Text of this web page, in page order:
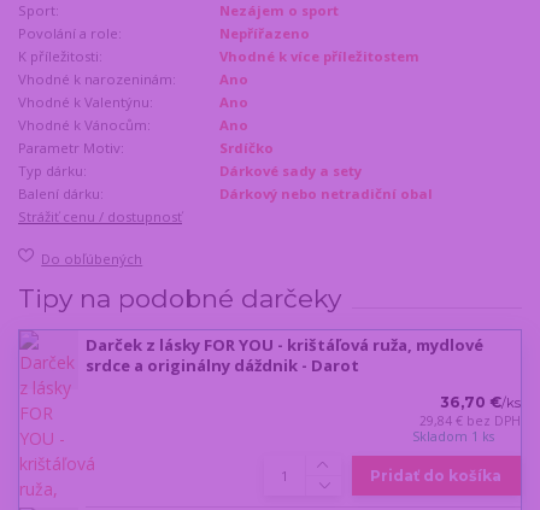
Sport:
Nezájem o sport
Povolání a role:
Nepřířazeno
K příležitosti:
Vhodné k více příležitostem
Vhodné k narozeninám:
Ano
Vhodné k Valentýnu:
Ano
Vhodné k Vánocům:
Ano
Parametr Motiv:
Srdíčko
Typ dárku:
Dárkové sady a sety
Balení dárku:
Dárkový nebo netradiční obal
Strážiť cenu / dostupnosť
Do obľúbených
Tipy na podobné darčeky
Darček z lásky FOR YOU - krištáľová ruža, mydlové
srdce a originálny dáždnik - Darot
36,70 €/ks
29,84 € bez DPH
Skladom 1 ks
Pridať do košíka